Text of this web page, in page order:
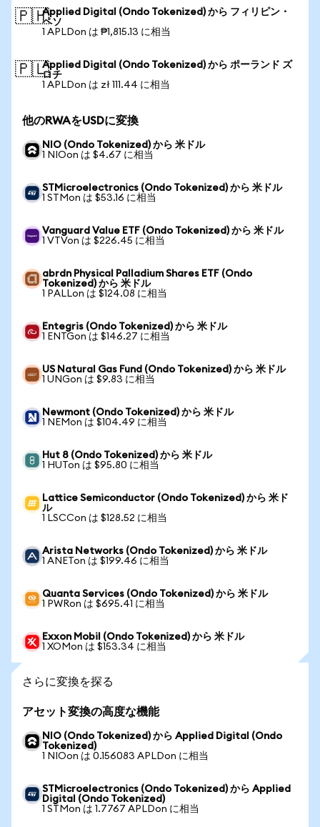
🇵🇭Applied Digital (Ondo Tokenized) から フィリピン・
ペソ
1 APLDon は ₱1,815.13 に相当
🇵🇱Applied Digital (Ondo Tokenized) から ポーランド ズ
ロチ
1 APLDon は zł 111.44 に相当
他のRWAをUSDに変換
NIO (Ondo Tokenized) から 米ドル
1 NIOon は $4.67 に相当
STMicroelectronics (Ondo Tokenized) から 米ドル
1 STMon は $53.16 に相当
Vanguard Value ETF (Ondo Tokenized) から 米ドル
1 VTVon は $226.45 に相当
abrdn Physical Palladium Shares ETF (Ondo
Tokenized) から 米ドル
1 PALLon は $124.08 に相当
Entegris (Ondo Tokenized) から 米ドル
1 ENTGon は $146.27 に相当
US Natural Gas Fund (Ondo Tokenized) から 米ドル
1 UNGon は $9.83 に相当
Newmont (Ondo Tokenized) から 米ドル
1 NEMon は $104.49 に相当
Hut 8 (Ondo Tokenized) から 米ドル
1 HUTon は $95.80 に相当
Lattice Semiconductor (Ondo Tokenized) から 米ド
ル
1 LSCCon は $128.52 に相当
Arista Networks (Ondo Tokenized) から 米ドル
1 ANETon は $199.46 に相当
Quanta Services (Ondo Tokenized) から 米ドル
1 PWRon は $695.41 に相当
Exxon Mobil (Ondo Tokenized) から 米ドル
1 XOMon は $153.34 に相当
さらに変換を探る
アセット変換の高度な機能
NIO (Ondo Tokenized) から Applied Digital (Ondo
Tokenized)
1 NIOon は 0.156083 APLDon に相当
STMicroelectronics (Ondo Tokenized) から Applied
Digital (Ondo Tokenized)
1 STMon は 1.7767 APLDon に相当